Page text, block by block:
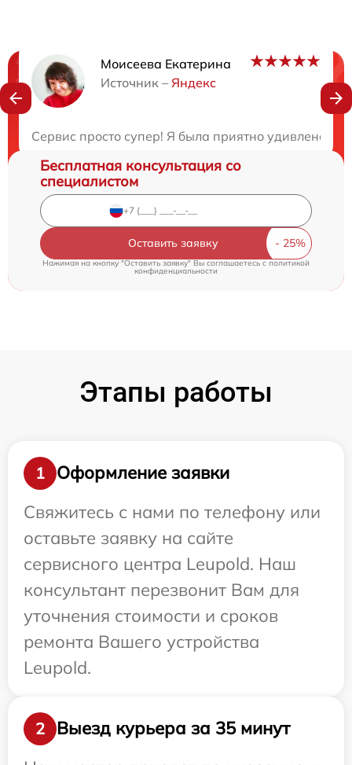
Моисеева Екатерина
Источник – Яндекс
Сервис просто супер! Я была приятно удивлена
Нужна консультация?
Бесплатная консультация со
специалистом
Оставить заявку
Нажимая на кнопку "Оставить заявку" Вы соглашаетесь cполитикой
конфиденциальности
Этапы работы
1
Оформление заявки
Свяжитесь с нами по телефону или
оставьте заявку на сайте
сервисного центра Leupold. Наш
консультант перезвонит Вам для
уточнения стоимости и сроков
ремонта Вашего устройства
Leupold.
2
Выезд курьера за 35 минут